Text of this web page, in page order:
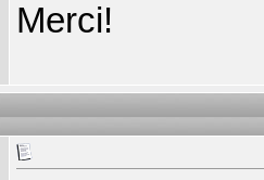
Merci!